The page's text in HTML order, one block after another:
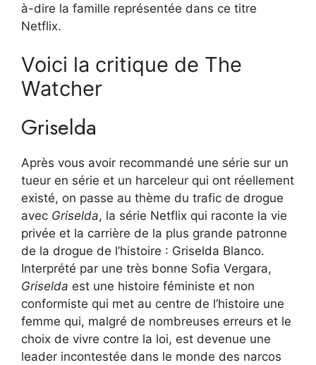
à-dire la famille représentée dans ce titre
Netflix.
Voici la critique de The
Watcher
Griselda
Après vous avoir recommandé une série sur un
tueur en série et un harceleur qui ont réellement
existé, on passe au thème du trafic de drogue
avec Griselda, la série Netflix qui raconte la vie
privée et la carrière de la plus grande patronne
de la drogue de l’histoire : Griselda Blanco.
Interprété par une très bonne Sofia Vergara,
Griselda est une histoire féministe et non
conformiste qui met au centre de l’histoire une
femme qui, malgré de nombreuses erreurs et le
choix de vivre contre la loi, est devenue une
leader incontestée dans le monde des narcos